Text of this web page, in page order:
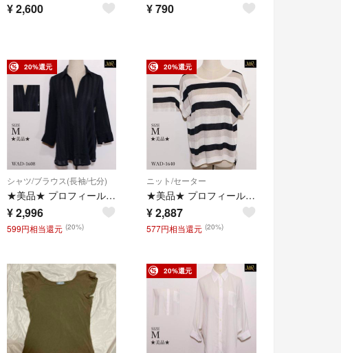
¥2,600 ¥790
20%還元
シャツ/ブラウス(長袖/七分)
★美品★ プロフィール トップス ブラウス 七分袖 シアー素材 ストライプ織り
¥2,996
599円相当還元 (20%)
20%還元
ニット/セーター
★美品★ プロフィール トップス ニット 半袖 ボーダー柄 ドルマンスリーブ
¥2,887
577円相当還元 (20%)
20%還元